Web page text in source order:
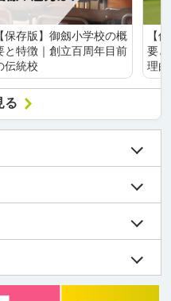
【保存版】御劔小学校の概
と特徴｜創立百周年目前
伝統校
【
要
理
る